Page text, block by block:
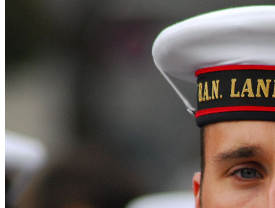
Recherche / Documents scientifiques